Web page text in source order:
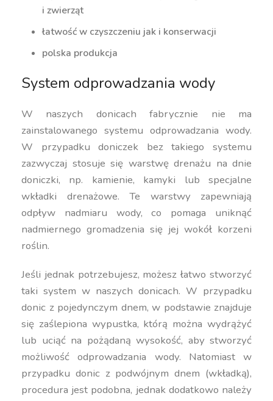
i zwierząt
łatwość w czyszczeniu jak i konserwacji
polska produkcja
System odprowadzania wody
W naszych donicach fabrycznie nie ma
zainstalowanego systemu odprowadzania wody.
W przypadku doniczek bez takiego systemu
zazwyczaj stosuje się warstwę drenażu na dnie
doniczki, np. kamienie, kamyki lub specjalne
wkładki drenażowe. Te warstwy zapewniają
odpływ nadmiaru wody, co pomaga uniknąć
nadmiernego gromadzenia się jej wokół korzeni
roślin.
Jeśli jednak potrzebujesz, możesz łatwo stworzyć
taki system w naszych donicach. W przypadku
donic z pojedynczym dnem, w podstawie znajduje
się zaślepiona wypustka, którą można wydrążyć
lub uciąć na pożądaną wysokość, aby stworzyć
możliwość odprowadzania wody. Natomiast w
przypadku donic z podwójnym dnem (wkładką),
procedura jest podobna, jednak dodatkowo należy